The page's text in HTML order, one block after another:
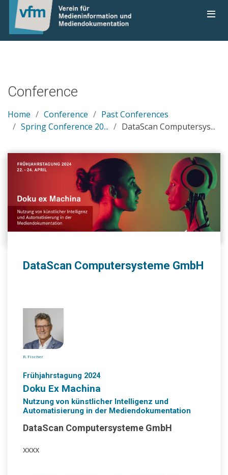
Conference
Home Conference
Past Conferences
Spring Conference 20...
DataScan Computersys...
DataScan Computersysteme GmbH
R. Fischer
Frühjahrstagung 2024
Doku Ex Machina
Nutzung von künstlicher Intelligenz und
Automatisierung in der Mediendokumentation
DataScan Computersysteme GmbH
xxxx